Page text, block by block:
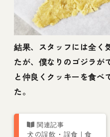
結果、スタッフには全く
たが、僕なりのゴジラが
と仲良くクッキーを食べ
た。
犬の誤飲・誤食 | 食